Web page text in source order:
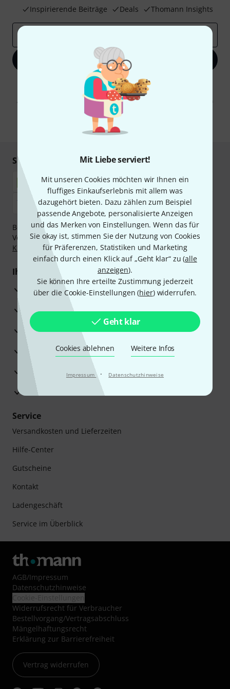
Mit Liebe serviert!
Mit unseren Cookies möchten wir Ihnen ein
fluffiges Einkaufserlebnis mit allem was
dazugehört bieten. Dazu zählen zum Beispiel
passende Angebote, personalisierte Anzeigen
und das Merken von Einstellungen. Wenn das für
Sie okay ist, stimmen Sie der Nutzung von Cookies
für Präferenzen, Statistiken und Marketing
einfach durch einen Klick auf „Geht klar“ zu (alle
anzeigen).
Sie können Ihre erteilte Zustimmung jederzeit
über die Cookie-Einstellungen (hier) widerrufen.
Geht klar
Cookies ablehnen Weitere Infos
Impressum · Datenschutzhinweise
Inspirierende Beiträge
Deals Thomann Insights
Jetzt anmelden
Mit Klick auf „Jetzt anmelden“ stimmen Sie dem Erhalt von E-Mail-
Werbung und einer Messung des E-Mail-Nutzungsverhaltens zu. Die
Abmeldung ist jederzeit möglich. Weitere Informationen finden Sie in
Datenschutzhinweisen
* Pflichtfeld
Sicher einkaufen & bezahlen
Bezahlen Sie vertraulich und sicher per Nachnahme,
Vorkasse, PayPal, Amazon Pay,Klarna Sofort bezahlen,
Klarna Ratenzahlungoder Kreditkarte.
Ihre Vorteile
3 Jahre Thomann Garantie
30 Tage Money-Back-Garantie
Reparaturservice
Beratung durch Fachexperten
Zufriedenheitsgarantie
Europas größtes Versandlager
Service
Versandkosten und Lieferzeiten
Hilfe-Center
Gutscheine
Kontakt
Ladengeschäft
Service im Überblick
AGB/Impressum
Datenschutzhinweise
Widerrufsrecht für Verbraucher
Bestellvorgang/Vertragsabschluss
Mängelhaftungsrecht
Erklärung zur Barrierefreiheit
Vertrag widerrufen